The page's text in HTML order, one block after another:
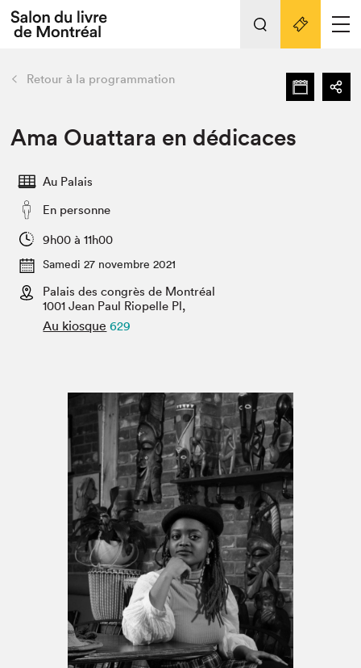
Espace médias
Espace exposant⋅e⋅s
Espace pro
Tout sur l'édition 2022
Actualités
Vidéos et Balados
Club de lecture Braindate
retour Nos activités
Édition 2022
Planifier sa visite
Projets partenaires 2022
Archives
Liens pratiques
Retour à la programmation
Ama Ouattara en dédicaces
Au Palais
En personne
9h00 à 11h00
Samedi 27 novembre 2021
Palais des congrès de Montréal
1001 Jean Paul Riopelle Pl,
Au kiosque 629